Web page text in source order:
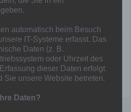
am Ende der Partie die Nase vorne
Fall nicht nur die Statistik zu seinen
auch einen deutlichen Schritt aus der
der Ludwig-Wolker-Kampfbahn,
automatisch beim Besuch
IT-Systeme erfasst. Das
Daten (z. B.
oder Uhrzeit des
dieser Daten erfolgt
Sie unsere Website betreten.
Daten?